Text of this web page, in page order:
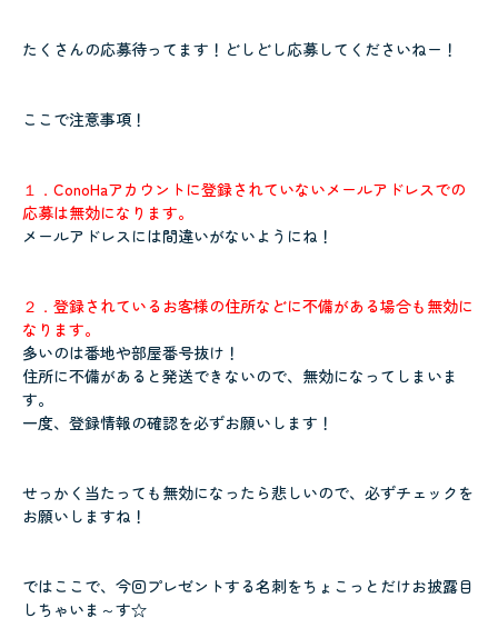
たくさんの応募待ってます！どしどし応募してくださいねー！
ここで注意事項！
１．ConoHaアカウントに登録されていないメールアドレスでの
応募は無効になります。
メールアドレスには間違いがないようにね！
２．登録されているお客様の住所などに不備がある場合も無効に
なります。
多いのは番地や部屋番号抜け！
住所に不備があると発送できないので、無効になってしまいま
す。
一度、登録情報の確認を必ずお願いします！
せっかく当たっても無効になったら悲しいので、必ずチェックを
お願いしますね！
ではここで、今回プレゼントする名刺をちょこっとだけお披露目
しちゃいま～す☆